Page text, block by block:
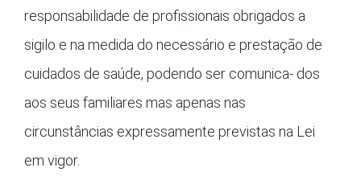
responsabilidade de profissionais obrigados a
sigilo e na medida do necessário e prestação de
cuidados de saúde, podendo ser comunica- dos
aos seus familiares mas apenas nas
circunstâncias expressamente previstas na Lei
em vigor.